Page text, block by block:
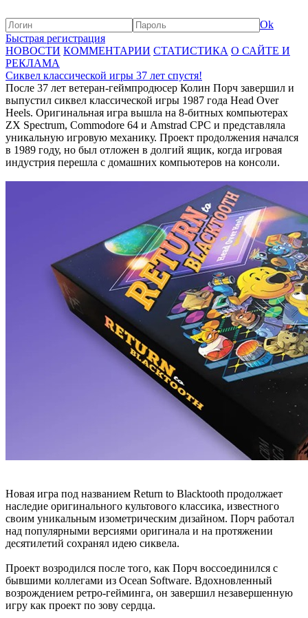
Ok
Быстрая регистрация
НОВОСТИ КОММЕНТАРИИ СТАТИСТИКА О САЙТЕ И
РЕКЛАМА
Сиквел классической игры 37 лет спустя!
После 37 лет ветеран-геймпродюсер Колин Порч завершил и
выпустил сиквел классической игры 1987 года Head Over
Heels. Оригинальная игра вышла на 8-битных компьютерах
ZX Spectrum, Commodore 64 и Amstrad CPC и представляла
уникальную игровую механику. Проект продолжения начался
в 1989 году, но был отложен в долгий ящик, когда игровая
индустрия перешла с домашних компьютеров на консоли.
Новая игра под названием Return to Blacktooth продолжает
наследие оригинального культового классика, известного
своим уникальным изометрическим дизайном. Порч работал
над популярными версиями оригинала и на протяжении
десятилетий сохранял идею сиквела.
Проект возродился после того, как Порч воссоединился с
бывшими коллегами из Ocean Software. Вдохновленный
возрождением ретро-гейминга, он завершил незавершенную
игру как проект по зову сердца.